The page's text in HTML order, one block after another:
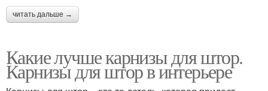
читать дальше →
Какие лучше карнизы для штор.
Карнизы для штор в интерьере